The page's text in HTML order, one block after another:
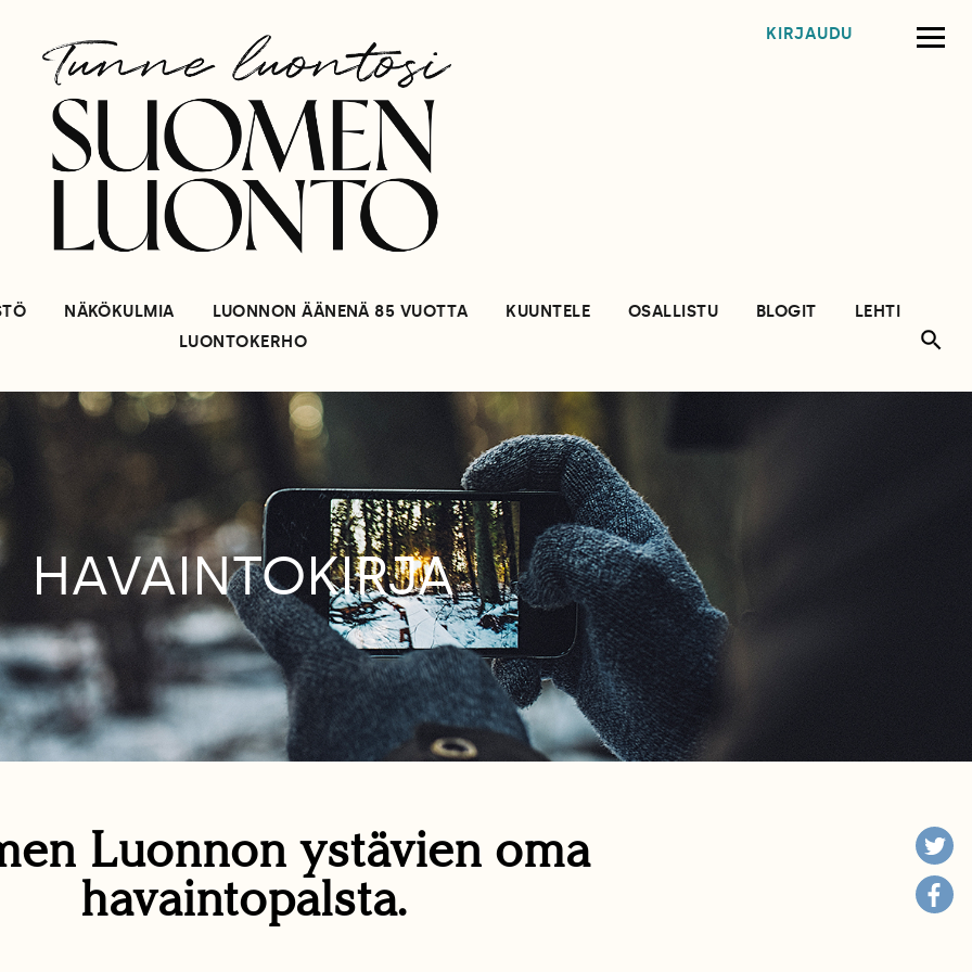
KIRJAUDU
NÄKÖKULMIA LUONNON ÄÄNENÄ 85 VUOTTA KUUNTELE OSALLISTU BLOGIT
LEHTI
LUONTOKERHO
HAVAINTOKIRJA
Luonnon ystävien oma
havaintopalsta.